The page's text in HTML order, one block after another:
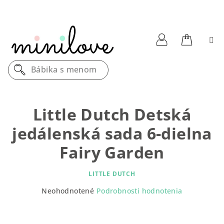
Bábika s menom
Little Dutch Detská
jedálenská sada 6-dielna
Fairy Garden
LITTLE DUTCH
Neohodnotené Podrobnosti hodnotenia